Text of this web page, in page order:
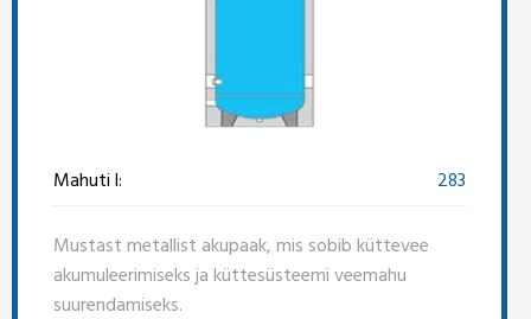
Mahuti l: 283
Mustast metallist akupaak, mis sobib küttevee
akumuleerimiseks ja küttesüsteemi veemahu
suurendamiseks.